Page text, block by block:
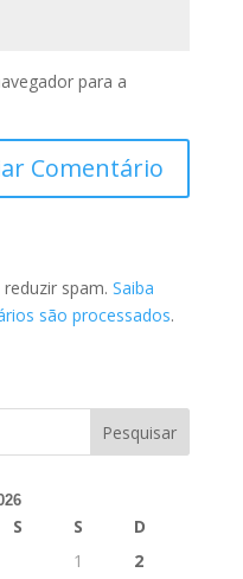
para a
spam. Saiba
são processados.
S S
D
1
2